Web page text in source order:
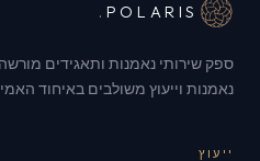
POLARIS
.
ספק שירותי נאמנות ותאגידים
נאמנות וייעוץ משולבים באיחוד
ייעוץ